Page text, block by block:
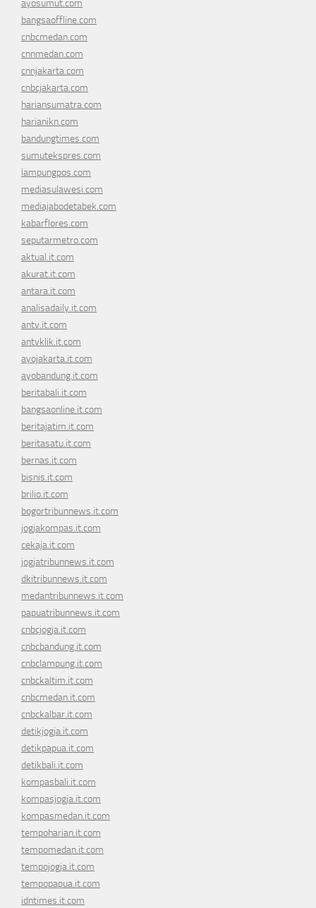
ayosumut.com
bangsaoffline.com
cnbcmedan.com
cnnmedan.com
cnnjakarta.com
cnbcjakarta.com
hariansumatra.com
harianikn.com
bandungtimes.com
sumutekspres.com
lampungpos.com
mediasulawesi.com
mediajabodetabek.com
kabarflores.com
seputarmetro.com
aktual.it.com
akurat.it.com
antara.it.com
analisadaily.it.com
antv.it.com
antvklik.it.com
ayojakarta.it.com
ayobandung.it.com
beritabali.it.com
bangsaonline.it.com
beritajatim.it.com
beritasatu.it.com
bernas.it.com
bisnis.it.com
brilio.it.com
bogortribunnews.it.com
jogjakompas.it.com
cekaja.it.com
jogjatribunnews.it.com
dkitribunnews.it.com
medantribunnews.it.com
papuatribunnews.it.com
cnbcjogja.it.com
cnbcbandung.it.com
cnbclampung.it.com
cnbckaltim.it.com
cnbcmedan.it.com
cnbckalbar.it.com
detikjogja.it.com
detikpapua.it.com
detikbali.it.com
kompasbali.it.com
kompasjogja.it.com
kompasmedan.it.com
tempoharian.it.com
tempomedan.it.com
tempojogja.it.com
tempopapua.it.com
idntimes.it.com